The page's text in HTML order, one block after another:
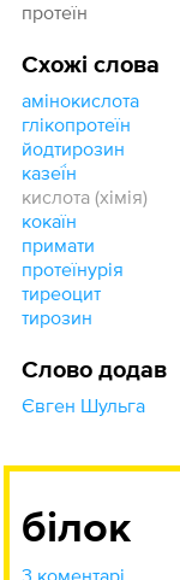
протеїн
Схожі слова
амінокислота
глікопротеїн
йодтирозин
казеї́н
кислота (хімія)
кокаїн
примати
протеїнурія
тиреоцит
тирозин
Слово додав
Євген Шульга
білок